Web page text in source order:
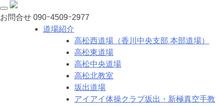
お問合せ 090ｰ4509ｰ2977
道場紹介
高松西道場（香川中央支部 本部道場）
高松東道場
高松中央道場
高松北教室
坂出道場
アイアイ体操クラブ坂出・新極真空手教